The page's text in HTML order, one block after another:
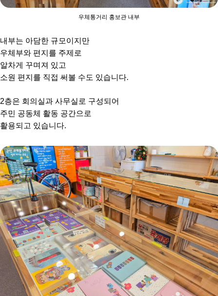
우체통거리 홍보관 내부
내부는 아담한 규모이지만
우체부와 편지를 주제로
알차게 꾸며져 있고
소원 편지를 직접 써볼 수도 있습니다.
2층은 회의실과 사무실로 구성되어
주민 공동체 활동 공간으로
활용되고 있습니다.